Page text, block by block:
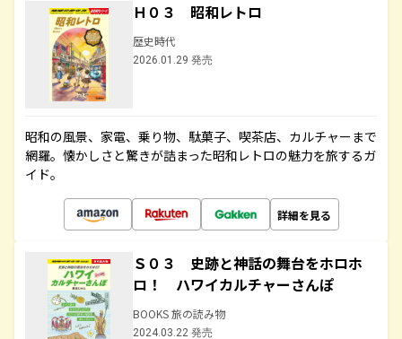
Ｈ０３ 昭和レトロ
歴史時代
2026.01.29 発売
昭和の風景、家電、乗り物、駄菓子、喫茶店、カルチャーまで
網羅。懐かしさと驚きが詰まった昭和レトロの魅力を旅するガ
イド。
詳細を見る
Ｓ０３ 史跡と神話の舞台をホロホ
ロ！ ハワイカルチャーさんぽ
BOOKS 旅の読み物
2024.03.22 発売